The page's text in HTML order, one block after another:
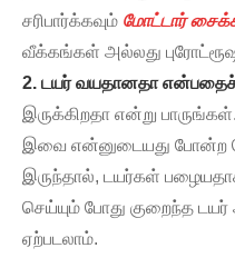
சரிபார்க்கவும் மோட்டார்
வீக்கங்கள் அல்லது
2. டயர் வயதானதா என்பதைச்
இருக்கிறதா என்று பாருங்கள்.
இவை என்னுடையது போன்ற
இருந்தால், டயர்கள்
செய்யும் போது குறைந்த டயர்
ஏற்படலாம்.